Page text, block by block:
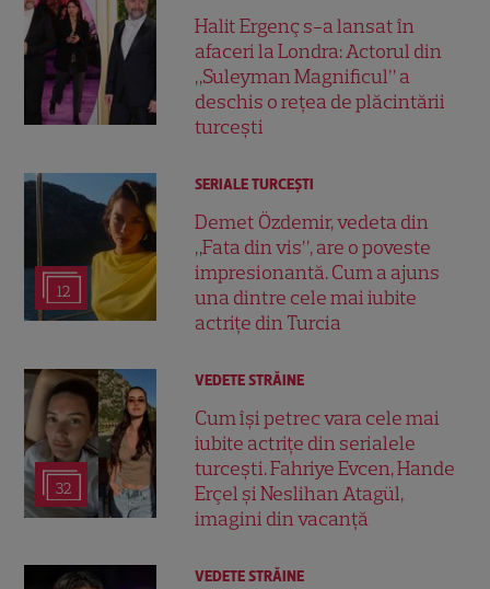
Halit Ergenç s-a lansat în
afaceri la Londra: Actorul din
„Suleyman Magnificul” a
deschis o rețea de plăcintării
turcești
12
SERIALE TURCEŞTI
Demet Özdemir, vedeta din
„Fata din vis”, are o poveste
impresionantă. Cum a ajuns
una dintre cele mai iubite
actrițe din Turcia
32
VEDETE STRĂINE
Cum își petrec vara cele mai
iubite actrițe din serialele
turcești. Fahriye Evcen, Hande
Erçel și Neslihan Atagül,
imagini din vacanță
VEDETE STRĂINE